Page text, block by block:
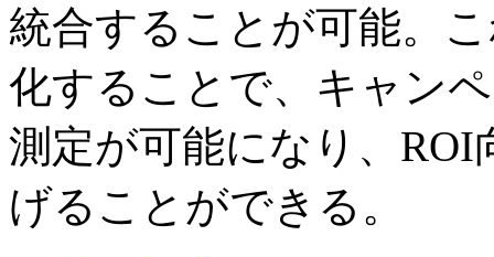
統合することが可能。
化することで、キャン
測定が可能になり、
げることができる。